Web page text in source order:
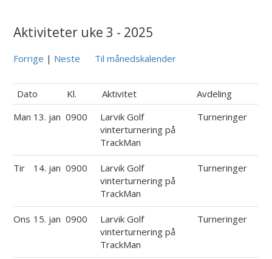
Aktiviteter uke 3 - 2025
Forrige | Neste Til månedskalender
Dato Kl. Aktivitet
Avdeling
Man 13. jan 0900
Larvik Golf
vinterturnering på
TrackMan
Turneringer
Tir 14. jan 0900
Larvik Golf
vinterturnering på
TrackMan
Turneringer
Ons 15. jan 0900
Larvik Golf
vinterturnering på
TrackMan
Turneringer